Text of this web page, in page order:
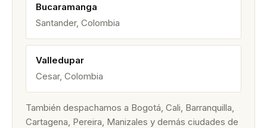
Bucaramanga
Santander, Colombia
Valledupar
Cesar, Colombia
También despachamos a Bogotá, Cali, Barranquilla,
Cartagena, Pereira, Manizales y demás ciudades de